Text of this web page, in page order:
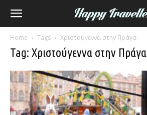
Home Tags Χριστούγεννα στην Πράγα
Tag: Χριστούγεννα στην Πράγα